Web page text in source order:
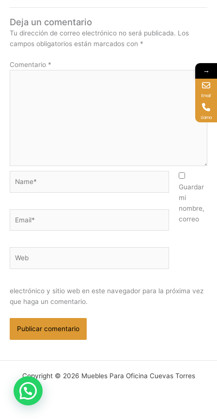
Deja un comentario
Tu dirección de correo electrónico no será publicada. Los
campos obligatorios están marcados con *
Comentario *
Guardar
mi
nombre,
correo
electrónico y sitio web en este navegador para la próxima vez
que haga un comentario.
Copyright © 2026 Muebles Para Oficina Cuevas Torres
→
Email
Llama